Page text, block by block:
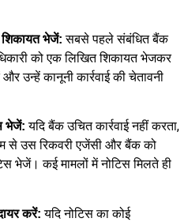
भेजें: सबसे पहले संबंधित बैंक
को एक लिखित शिकायत भेजकर
उन्हें कानूनी कार्रवाई की चेतावनी
भेजें: यदि बैंक उचित कार्रवाई नहीं करता,
से उस रिकवरी एजेंसी और बैंक को
भेजें। कई मामलों में नोटिस मिलते ही
करें: यदि नोटिस का कोई